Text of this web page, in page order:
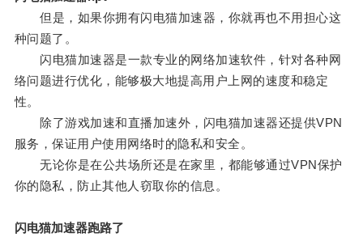
但是，如果你拥有闪电猫加速器，你就再也不用担心这
种问题了。
闪电猫加速器是一款专业的网络加速软件，针对各种网
络问题进行优化，能够极大地提高用户上网的速度和稳定
性。
除了游戏加速和直播加速外，闪电猫加速器还提供VPN
服务，保证用户使用网络时的隐私和安全。
无论你是在公共场所还是在家里，都能够通过VPN保护
你的隐私，防止其他人窃取你的信息。
闪电猫加速器跑路了